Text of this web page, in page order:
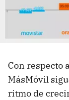
Con respecto
MásMóvil
ritmo de